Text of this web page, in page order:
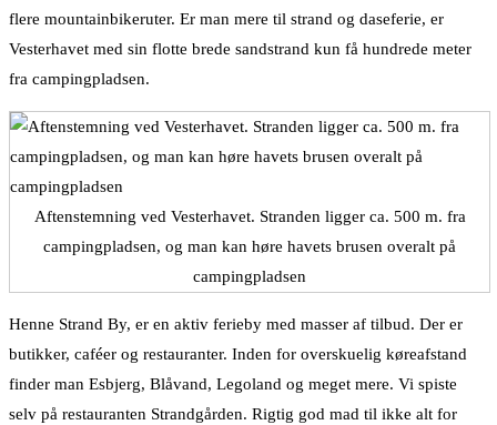
flere mountainbikeruter. Er man mere til strand og daseferie, er
Vesterhavet med sin flotte brede sandstrand kun få hundrede meter
fra campingpladsen.
Aftenstemning ved Vesterhavet. Stranden ligger ca. 500 m. fra
campingpladsen, og man kan høre havets brusen overalt på
campingpladsen
Henne Strand By, er en aktiv ferieby med masser af tilbud. Der er
butikker, caféer og restauranter. Inden for overskuelig køreafstand
finder man Esbjerg, Blåvand, Legoland og meget mere. Vi spiste
selv på restauranten Strandgården. Rigtig god mad til ikke alt for